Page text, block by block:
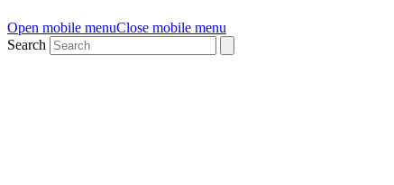
Open mobile menuClose mobile menu
Search